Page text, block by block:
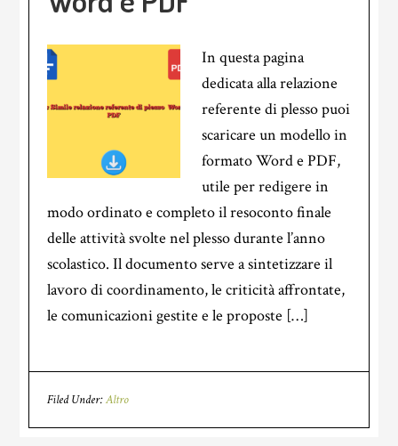
In questa pagina
dedicata alla relazione
referente di plesso puoi
scaricare un modello in
formato Word e PDF,
utile per redigere in
modo ordinato e completo il resoconto finale
delle attività svolte nel plesso durante l’anno
scolastico. Il documento serve a sintetizzare il
lavoro di coordinamento, le criticità affrontate,
le comunicazioni gestite e le proposte […]
Filed Under:Altro